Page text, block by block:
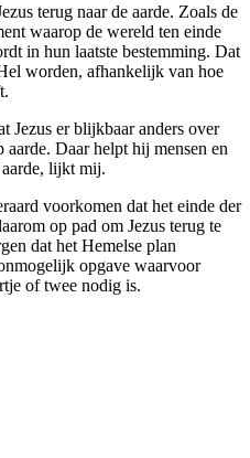
terug naar de aarde. Zoals de
waarop de wereld ten einde
in hun laatste bestemming. Dat
worden, afhankelijk van hoe
Jezus er blijkbaar anders over
Daar helpt hij mensen en
lijkt mij.
voorkomen dat het einde der
op pad om Jezus terug te
dat het Hemelse plan
opgave waarvoor
of twee nodig is.